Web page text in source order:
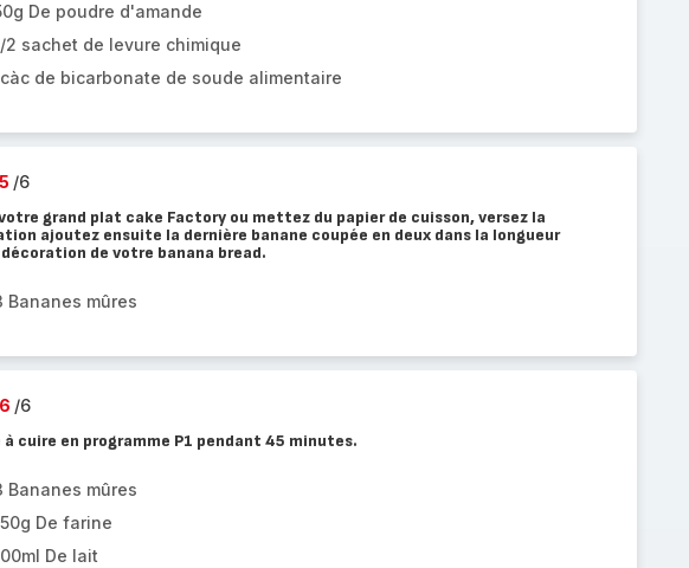
De poudre d'amande
2 sachet de levure chimique
de bicarbonate de soude alimentaire
/6
grand plat cake Factory ou mettez du papier de cuisson, versez la
ajoutez ensuite la dernière banane coupée en deux dans la longueur
de votre banana bread.
Bananes mûres
/6
cuire en programme P1 pendant 45 minutes.
Bananes mûres
De farine
De lait